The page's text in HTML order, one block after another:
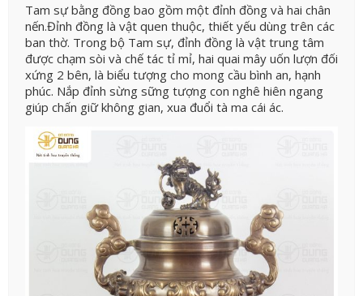
Tam sự bằng đồng bao gồm một đỉnh đồng và hai chân
nến.Đỉnh đồng là vật quen thuộc, thiết yếu dùng trên các
ban thờ. Trong bộ Tam sự, đỉnh đồng là vật trung tâm
được chạm sòi và chế tác tỉ mỉ, hai quai mây uốn lượn đối
xứng 2 bên, là biểu tượng cho mong cầu bình an, hạnh
phúc. Nắp đỉnh sừng sững tượng con nghê hiên ngang
giúp chấn giữ không gian, xua đuổi tà ma cái ác.